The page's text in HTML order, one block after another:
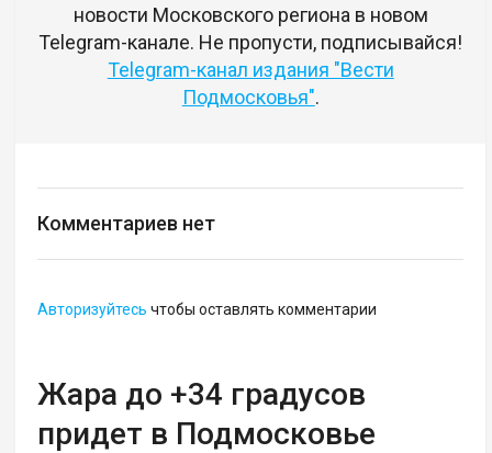
новости Московского региона в новом
Telegram-канале. Не пропусти, подписывайся!
Telegram-канал издания "Вести
Подмосковья".
Комментариев нет
Авторизуйтесь чтобы оставлять комментарии
Жара до +34 градусов
придет в Подмосковье